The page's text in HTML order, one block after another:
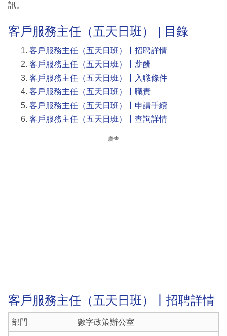
訊。
客戶服務主任（五天日班） | 目錄
客戶服務主任（五天日班）丨招聘詳情
客戶服務主任（五天日班）丨薪酬
客戶服務主任（五天日班）丨入職條件
客戶服務主任（五天日班）丨職責
客戶服務主任（五天日班）丨申請手續
客戶服務主任（五天日班）丨查詢詳情
廣告
客戶服務主任（五天日班）丨招聘詳情
部門 數字政策辦公室